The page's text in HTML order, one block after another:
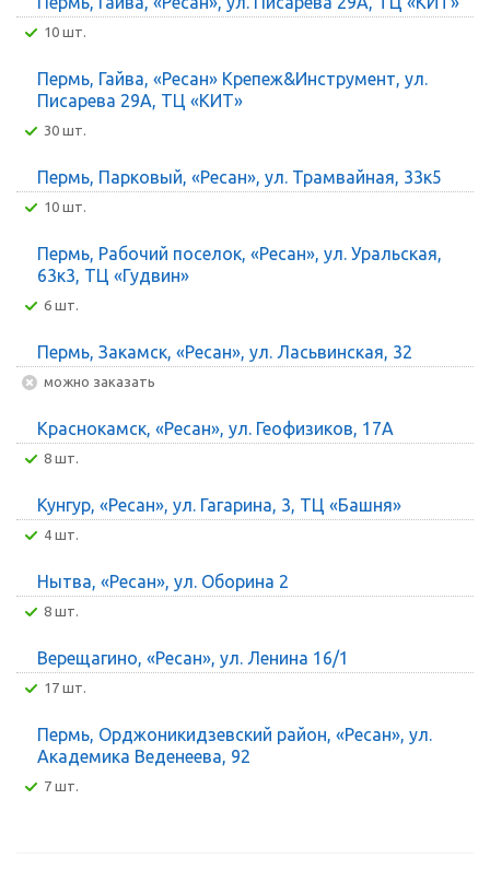
10 шт.
Пермь, Гайва, «Ресан» Крепеж&Инструмент, ул.
Писарева 29А, ТЦ «КИТ»
30 шт.
Пермь, Парковый, «Ресан», ул. Трамвайная, 33к5
10 шт.
Пермь, Рабочий поселок, «Ресан», ул. Уральская,
63к3, ТЦ «Гудвин»
6 шт.
Пермь, Закамск, «Ресан», ул. Ласьвинская, 32
Можно заказать
Краснокамск, «Ресан», ул. Геофизиков, 17А
8 шт.
Кунгур, «Ресан», ул. Гагарина, 3, ТЦ «Башня»
4 шт.
Нытва, «Ресан», ул. Оборина 2
8 шт.
Верещагино, «Ресан», ул. Ленина 16/1
17 шт.
Пермь, Орджоникидзевский район, «Ресан», ул.
Академика Веденеева, 92
7 шт.